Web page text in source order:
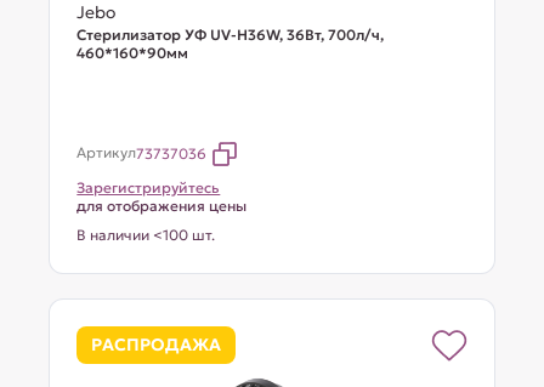
Jebo
Стерилизатор УФ UV-H36W, 36Вт, 700л/ч,
460*160*90мм
Артикул73737036
Зарегистрируйтесь
для отображения цены
В наличии <100 шт.
РАСПРОДАЖА